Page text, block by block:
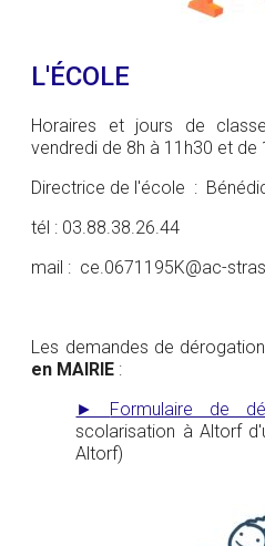
L'ÉCOLE
Horaires et jours de
vendredi de 8h à 11h30 et de
Directrice de l'école :
tél : 03.88.38.26.44
mail : ce.0671195K@ac-
Les demandes de
en MAIRIE :
► Formulaire de
scolarisation à Altorf
Altorf)